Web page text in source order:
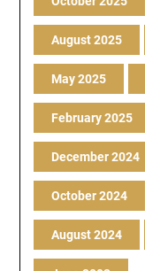
August 2025
May 2025
February 2025
December 2024
October 2024
August 2024